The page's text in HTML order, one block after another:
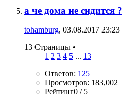
а че дома не сидится ?
tohamburg, 03.08.2017 23:23
13 Страницы •
1 2 3 4 5 ... 13
Ответов: 125
Просмотров: 183,002
Рейтинг0 / 5